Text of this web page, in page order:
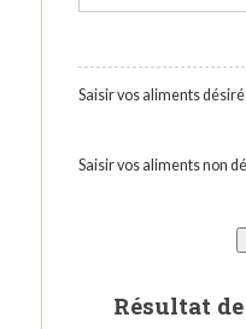
Saisir vos aliments
Saisir vos aliments non
Résultat